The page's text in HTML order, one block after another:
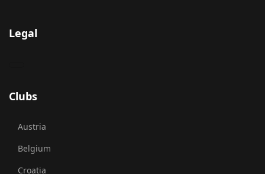
Legal
Clubs
Austria
Belgium
Croatia